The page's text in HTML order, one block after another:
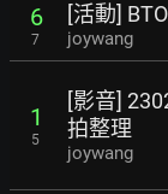
6
7
[活動]
joywang
1
5
[影音]
拍整理
joywang